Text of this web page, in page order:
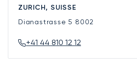
ZURICH, SUISSE
Dianastrasse 5 8002
+41 44 810 12 12